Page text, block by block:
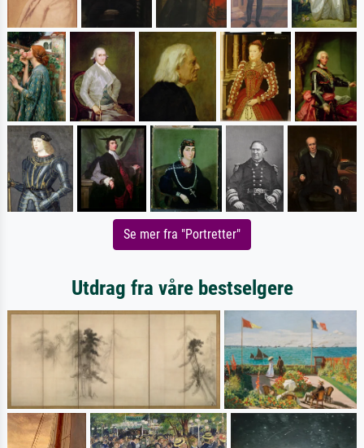
Se mer fra "Portretter"
Utdrag fra våre bestselgere